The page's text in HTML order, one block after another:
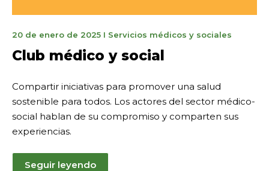
20 de enero de 20255
2026
I Servicios médicos y sociales
Club médico y social
Compartir iniciativas para promover una salud
sostenible para todos. Los actores del sector médico-
social hablan de su compromiso y comparten sus
experiencias.
Seguir leyendo